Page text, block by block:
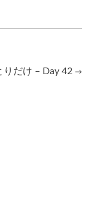
りだけ – Day 42 →